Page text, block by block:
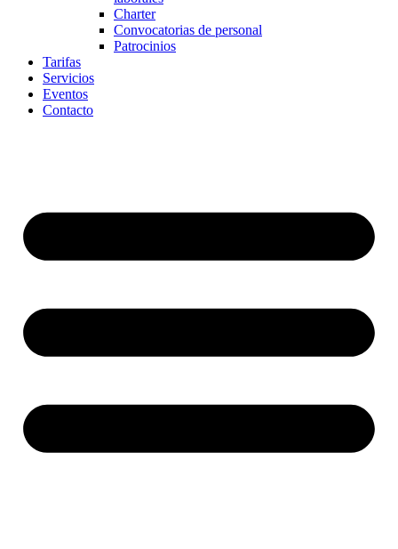
Charter
Convocatorias de personal
Patrocinios
Tarifas
Servicios
Eventos
Contacto